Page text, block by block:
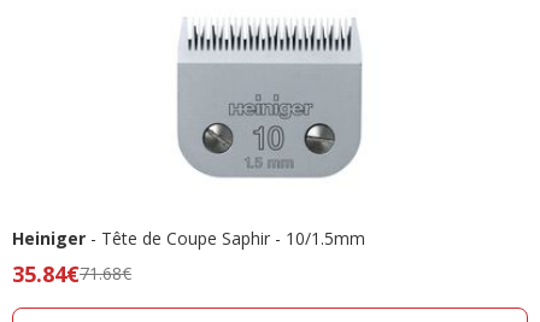
Heiniger - Tête de Coupe Saphir - 10/1.5mm
Prix
précédent
35.84€71.68€